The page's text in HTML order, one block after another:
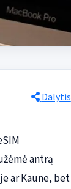
Dalytis
antrą
ar Kaune, bet